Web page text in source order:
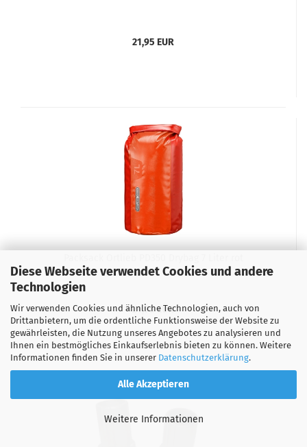
Diese Webseite verwendet Cookies und andere
Technologien
Wir verwenden Cookies und ähnliche Technologien, auch von
Drittanbietern, um die ordentliche Funktionsweise der Website zu
gewährleisten, die Nutzung unseres Angebotes zu analysieren und
Ihnen ein bestmögliches Einkaufserlebnis bieten zu können. Weitere
Informationen finden Sie in unserer Datenschutzerklärung.
Alle Akzeptieren
Weitere Informationen
21,95 EUR
21,95 EUR